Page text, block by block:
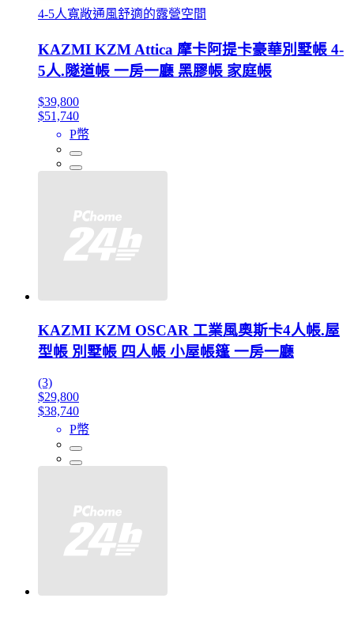
4-5人寬敞通風舒適的露營空間
KAZMI KZM Attica 摩卡阿提卡豪華別墅帳 4-
5人.隧道帳 一房一廳 黑膠帳 家庭帳
$39,800
$51,740
P幣
KAZMI KZM OSCAR 工業風奧斯卡4人帳.屋
型帳 別墅帳 四人帳 小屋帳篷 一房一廳
(3)
$29,800
$38,740
P幣